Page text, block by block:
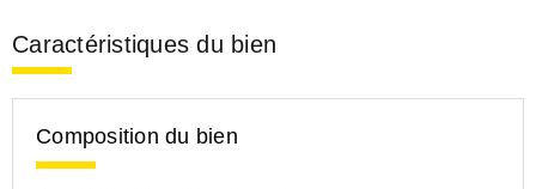
Caractéristiques du bien
Composition du bien